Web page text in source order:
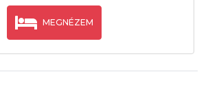
MEGNÉZEM